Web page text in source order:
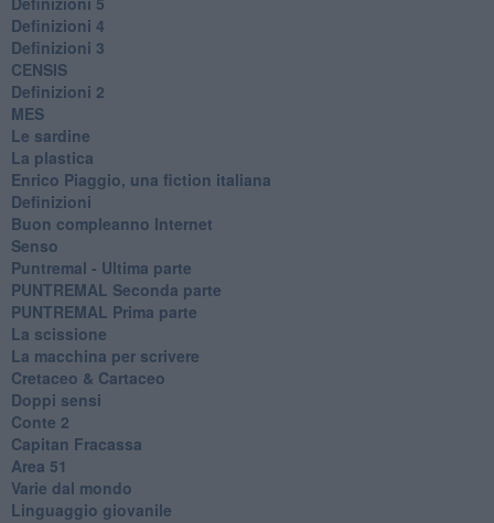
Definizioni 4
Definizioni 3
CENSIS
​Definizioni 2
MES
Le sardine
La plastica
​Enrico Piaggio, una fiction italiana
Definizioni
​Buon compleanno Internet
Senso
Puntremal - Ultima parte
PUNTREMAL Seconda parte
​PUNTREMAL Prima parte
La scissione
La macchina per scrivere
Cretaceo & Cartaceo
Doppi sensi
​Conte 2
​Capitan Fracassa
​Area 51
Varie dal mondo
​Linguaggio giovanile